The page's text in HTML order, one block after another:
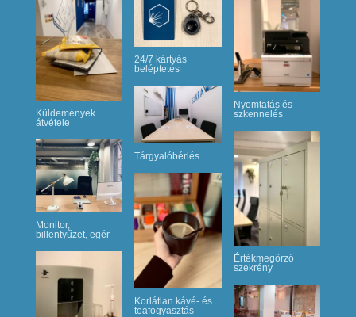
Küldemények
átvétele
24/7 kártyás
beléptetés
Nyomtatás és
szkennelés
Tárgyalóbérlés
Értékmegőrző
szekrény
Monitor,
billentyűzet, egér
Korlátlan kávé- és
teafogyasztás